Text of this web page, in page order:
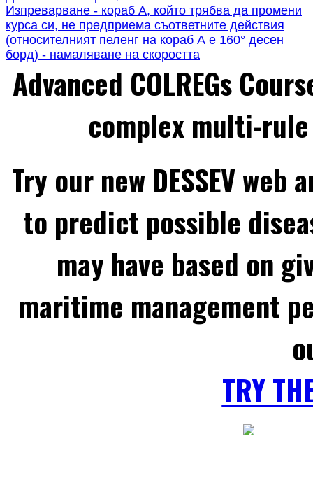
Изпреварване - кораб А, който трябва да промени
курса си, не предприема съответните действия
(относителният пеленг на кораб А е 160° дeсeн
борд) - намаляване на скоростта
Advanced COLREGs
complex multi-
Try our new DESSEV
to predict possible
may have based on
maritime management
TRY